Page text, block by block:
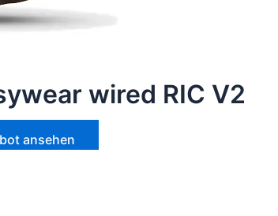
wired RIC V2
ansehen